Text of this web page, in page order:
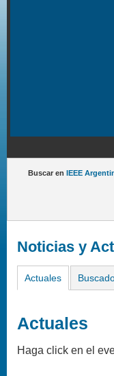
Buscar en IEEE
Noticias y
Actuales
Actuales
Haga click en el